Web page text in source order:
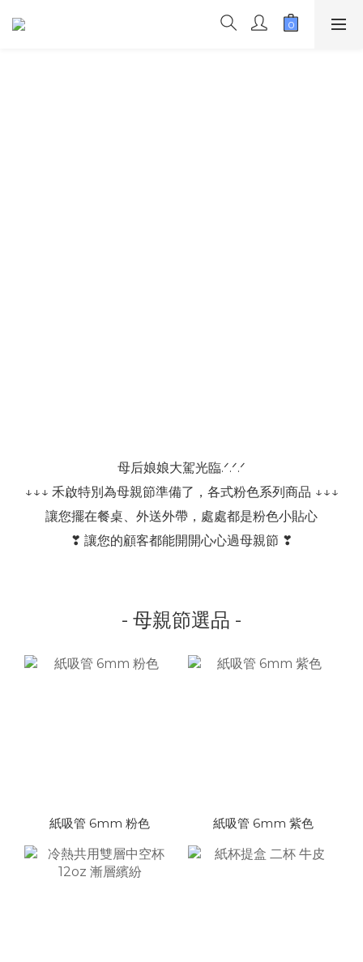
母后娘娘大駕光臨.ᐟ.ᐟ.ᐟ
↓↓↓ 禾啟特別為母親節準備了，各式粉色系列商品 ↓↓↓
讓您擺在餐桌、外送外帶，處處都是粉色小貼心
❣ 讓您的顧客都能開開心心過母親節 ❣
- 母親節選品 -
紙吸管 6mm 粉色 紙吸管 6mm 紫色